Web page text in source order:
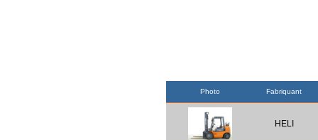
Photo Fabriquant
HELI